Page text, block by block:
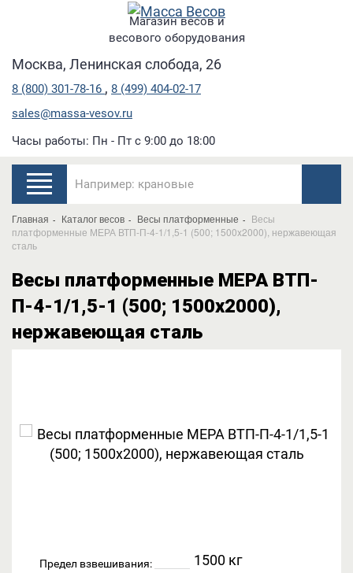
Магазин весов и
весового оборудования
Москва, Ленинская слобода, 26
8 (800) 301-78-16 , 8 (499) 404-02-17
sales@massa-vesov.ru
Часы работы: Пн - Пт с 9:00 до 18:00
Главная Каталог весов Весы платформенные
Весы
платформенные МЕРА ВТП-П-4-1/1,5-1 (500; 1500x2000), нержавеющая
сталь
Весы платформенные МЕРА ВТП-
П-4-1/1,5-1 (500; 1500x2000),
нержавеющая сталь
Предел взвешивания: 1500 кг